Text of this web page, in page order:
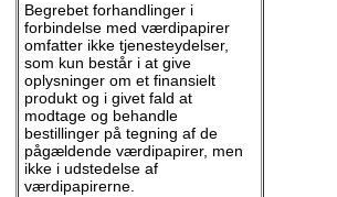
Begrebet forhandlinger i
forbindelse med værdipapirer
omfatter ikke tjenesteydelser,
som kun består i at give
oplysninger om et finansielt
produkt og i givet fald at
modtage og behandle
bestillinger på tegning af de
pågældende værdipapirer, men
ikke i udstedelse af
værdipapirerne.